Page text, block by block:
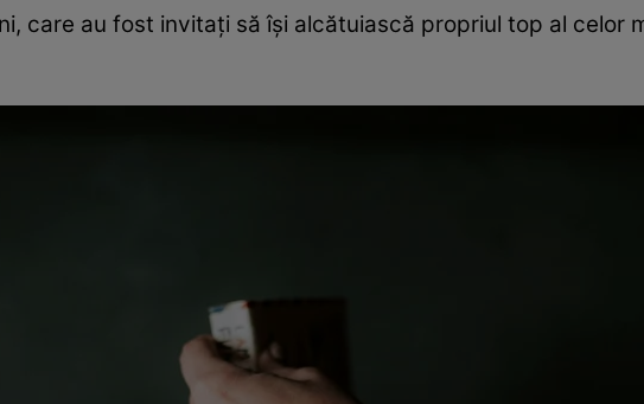
care au fost invitați să își alcătuiască propriul top al celor